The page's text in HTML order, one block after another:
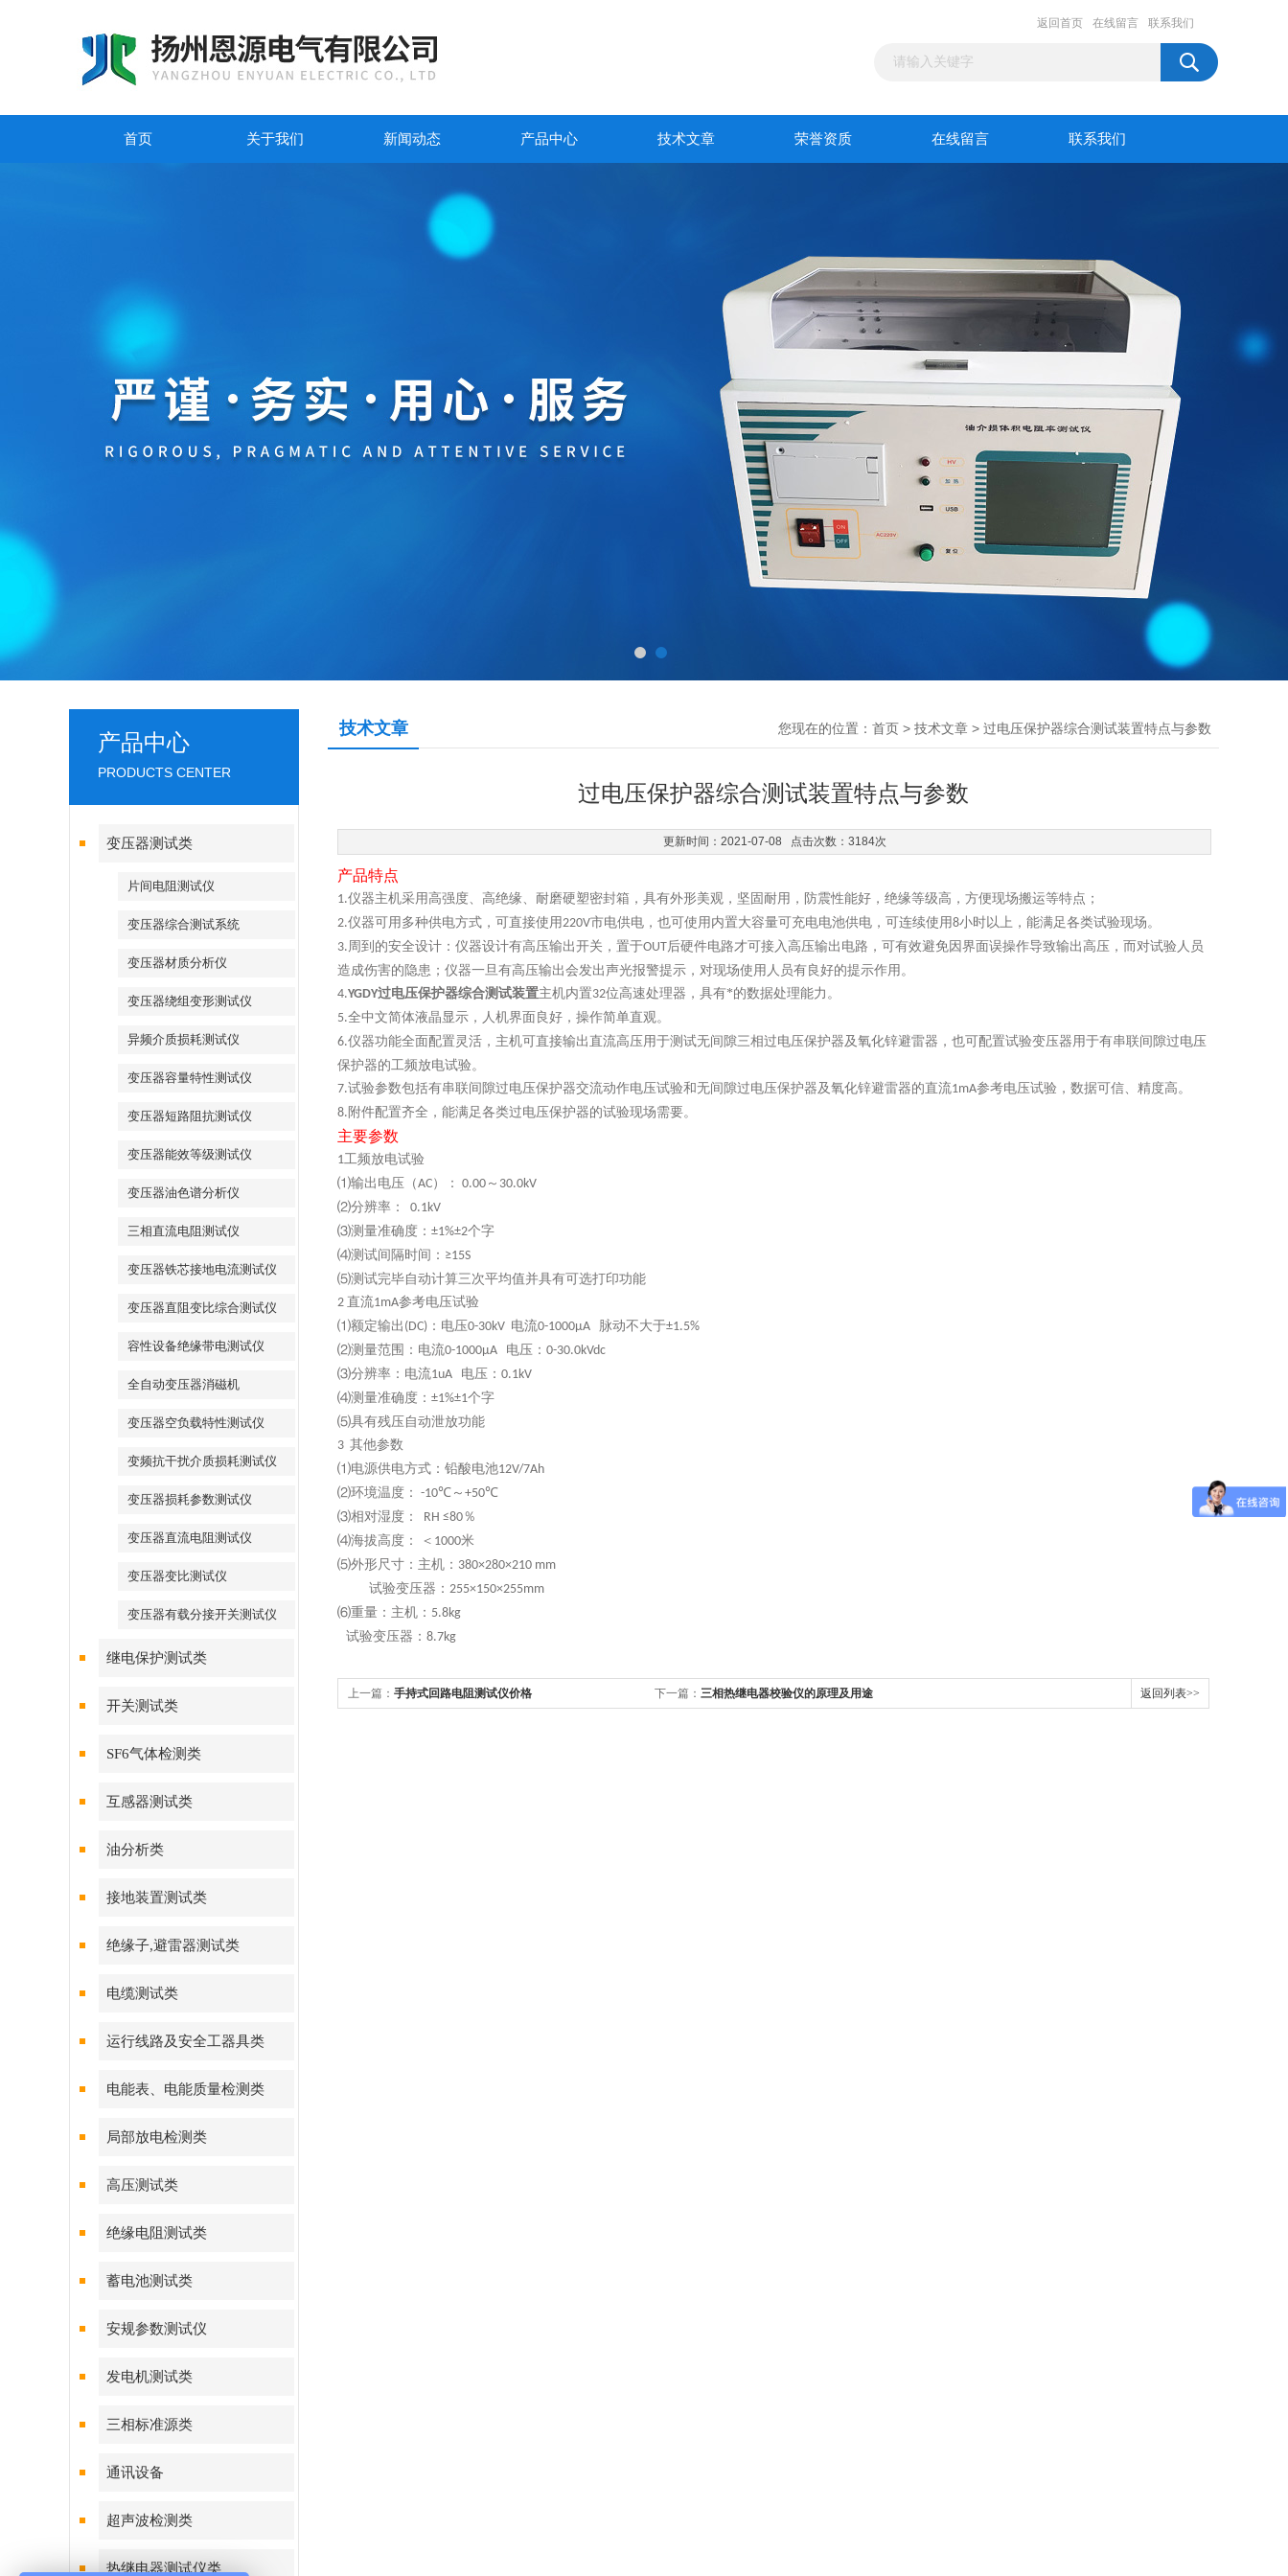
返回首页 在线留言 联系我们
首页 关于我们 新闻动态 产品中心 技术文章 荣誉资质 在线留言 联系我们
产品中心
PRODUCTS CENTER
变压器测试类
片间电阻测试仪
变压器综合测试系统
变压器材质分析仪
变压器绕组变形测试仪
异频介质损耗测试仪
变压器容量特性测试仪
变压器短路阻抗测试仪
变压器能效等级测试仪
变压器油色谱分析仪
三相直流电阻测试仪
变压器铁芯接地电流测试仪
变压器直阻变比综合测试仪
容性设备绝缘带电测试仪
全自动变压器消磁机
变压器空负载特性测试仪
变频抗干扰介质损耗测试仪
变压器损耗参数测试仪
变压器直流电阻测试仪
变压器变比测试仪
变压器有载分接开关测试仪
继电保护测试类
开关测试类
SF6气体检测类
互感器测试类
油分析类
接地装置测试类
绝缘子,避雷器测试类
电缆测试类
运行线路及安全工器具类
电能表、电能质量检测类
局部放电检测类
高压测试类
绝缘电阻测试类
蓄电池测试类
安规参数测试仪
发电机测试类
三相标准源类
通讯设备
超声波检测类
热继电器测试仪类
技术文章 您现在的位置： 首页 > 技术文章 > 过电压保护器综合测试装置特点与参数
过电压保护器综合测试装置特点与参数
更新时间：2021-07-08 点击次数：3184次
产品特点
1.仪器主机采用高强度、高绝缘、耐磨硬塑密封箱，具有外形美观，坚固耐用，防震性能好，绝缘等级高，方便现场搬运等特点；
2.仪器可用多种供电方式，可直接使用220V市电供电，也可使用内置大容量可充电电池供电，可连续使用8小时以上，能满足各类试验现场。
3.周到的安全设计：仪器设计有高压输出开关，置于OUT后硬件电路才可接入高压输出电路，可有效避免因界面误操作导致输出高压，而对试验人员
造成伤害的隐患；仪器一旦有高压输出会发出声光报警提示，对现场使用人员有良好的提示作用。
4.YGDY过电压保护器综合测试装置主机内置32位高速处理器，具有*的数据处理能力。
5.全中文简体液晶显示，人机界面良好，操作简单直观。
6.仪器功能全面配置灵活，主机可直接输出直流高压用于测试无间隙三相过电压保护器及氧化锌避雷器，也可配置试验变压器用于有串联间隙过电压
保护器的工频放电试验。
7.试验参数包括有串联间隙过电压保护器交流动作电压试验和无间隙过电压保护器及氧化锌避雷器的直流1mA参考电压试验，数据可信、精度高。
8. 附件配置齐全，能满足各类过电压保护器的试验现场需要。
主要参数
1工频放电试验
⑴输出电压（AC）： 0.00 ～ 30.0kV
⑵分辨率：
0.1kV
⑶测量准确度： ±1%±2个字
⑷测试间隔时间： ≥15S
⑸测试完毕自动计算三次平均值并具有可选打印功能
2 直流1mA参考电压试验
⑴额定输出 (DC) ：电压0-30kV 电流0-1000μA 脉动不大于±1.5%
⑵测量范围：电流0-1000μA 电压： 0-30.0kVdc
⑶分辨率：电流1uA 电压： 0.1kV
⑷测量准确度： ±1%±1个字
⑸具有残压自动泄放功能
3 其他参数
⑴电源供电方式：铅酸电池12V/7Ah
⑵环境温度： -10℃～ +50℃
⑶相对湿度：
RH ≤80％
⑷海拔高度：
＜ 1000米
⑸外形尺寸：主机： 380×280×210 mm
试验变压器： 255×150×255mm
⑹重量：主机： 5.8kg
试验变压器： 8.7kg
上一篇： 手持式回路电阻测试仪价格 下一篇： 三相热继电器校验仪的原理及用途 返回列表>>